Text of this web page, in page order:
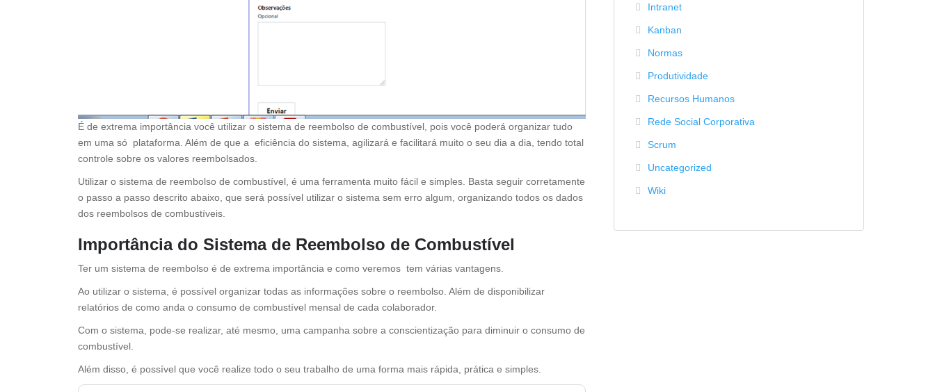
É de extrema importância você utilizar o sistema de reembolso de combustível, pois você poderá organizar tudo
em uma só plataforma. Além de que a eficiência do sistema, agilizará e facilitará muito o seu dia a dia, tendo total
controle sobre os valores reembolsados.
Utilizar o sistema de reembolso de combustível, é uma ferramenta muito fácil e simples. Basta seguir corretamente
o passo a passo descrito abaixo, que será possível utilizar o sistema sem erro algum, organizando todos os dados
dos reembolsos de combustíveis.
Importância do Sistema de Reembolso de Combustível
Ter um sistema de reembolso é de extrema importância e como veremos tem várias vantagens.
Ao utilizar o sistema, é possível organizar todas as informações sobre o reembolso. Além de disponibilizar
relatórios de como anda o consumo de combustível mensal de cada colaborador.
Com o sistema, pode-se realizar, até mesmo, uma campanha sobre a conscientização para diminuir o consumo de
combustível.
Além disso, é possível que você realize todo o seu trabalho de uma forma mais rápida, prática e simples.
Intranet
Kanban
Normas
Produtividade
Recursos Humanos
Rede Social Corporativa
Scrum
Uncategorized
Wiki